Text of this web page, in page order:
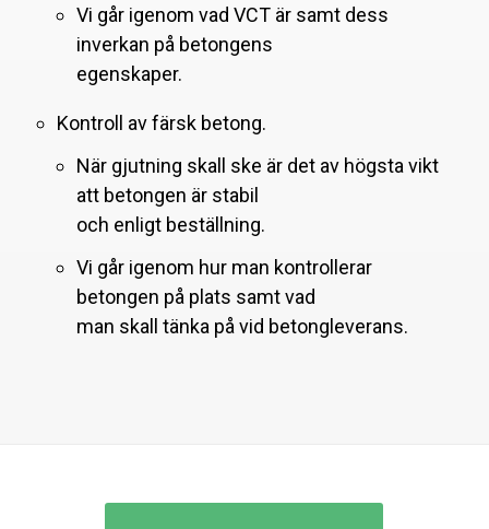
Vi går igenom vad VCT är samt dess
inverkan på betongens
egenskaper.
Kontroll av färsk betong.
När gjutning skall ske är det av högsta vikt
att betongen är stabil
och enligt beställning.
Vi går igenom hur man kontrollerar
betongen på plats samt vad
man skall tänka på vid betongleverans.